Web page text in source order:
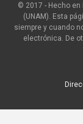
© 2017 - Hecho
(UNAM). Esta
siempre y cuando
electrónica. De